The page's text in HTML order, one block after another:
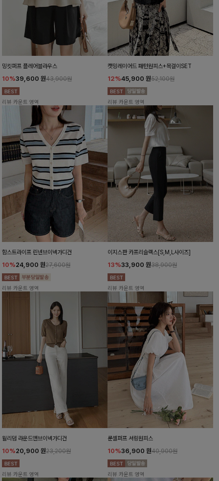
밍킷퍼프 플레어블라우스
10%39,600 원43,900원
리뷰 카운트 영역
캣밍레이어드 패턴원피스+목걸이SET
12%45,900 원52,100원
리뷰 카운트 영역
함스트라이프 린넨브이넥가디건
10%24,900 원27,600원
리뷰 카운트 영역
이지스판 카프리슬랙스[S,M,L사이즈]
13%33,900 원38,900원
리뷰 카운트 영역
윌리덤 라운드앤브이넥가디건
10%20,900 원23,200원
리뷰 카운트 영역
룬셀퍼프 셔링원피스
10%36,900 원40,900원
리뷰 카운트 영역